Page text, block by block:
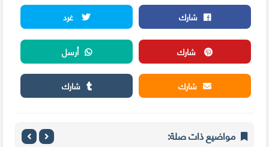
شارك
غرد
شارك
أرسل
شارك
شارك
مواضيع ذات صلة: